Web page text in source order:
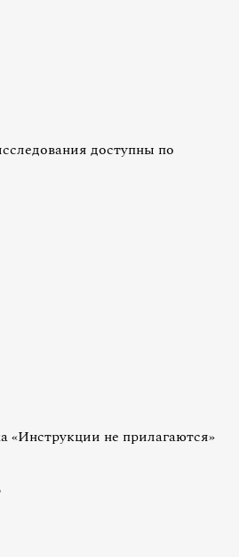
доступны по
«Инструкции не прилагаются»